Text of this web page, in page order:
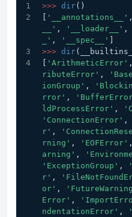
>>> dir()
[ '__annotations__'
__' , '__loader__' ,
_' , '__spec__' ]
>>> dir
[ 'ArithmeticError'
ributeError' ,
ionGroup' ,
rror' ,
ldProcessError' ,
'ConnectionError' ,
r' ,
rning' , 'EOFError'
arning' ,
'ExceptionGroup' ,
r' ,
or' ,
Error' ,
ndentationError' ,